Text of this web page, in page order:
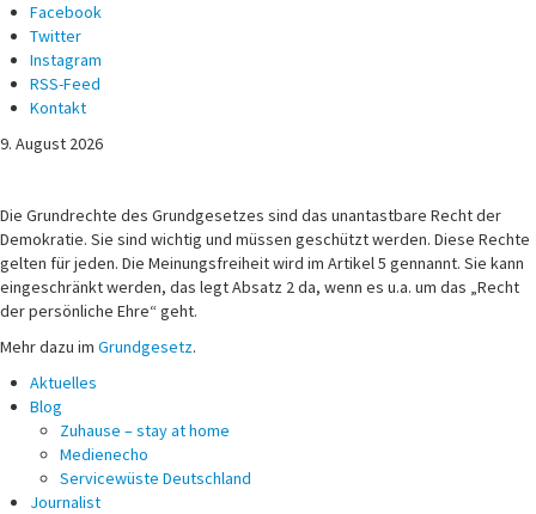
Facebook
Twitter
Instagram
RSS-Feed
Kontakt
9. August 2026
Michael Voß
Journalist und Christ
Die Grundrechte des Grundgesetzes sind das unantastbare Recht der
Demokratie. Sie sind wichtig und müssen geschützt werden. Diese Rechte
gelten für jeden. Die Meinungsfreiheit wird im Artikel 5 gennannt. Sie kann
eingeschränkt werden, das legt Absatz 2 da, wenn es u.a. um das „Recht
der persönliche Ehre“ geht.
Mehr dazu im Grundgesetz.
Aktuelles
Blog
Zuhause – stay at home
Medienecho
Servicewüste Deutschland
Journalist